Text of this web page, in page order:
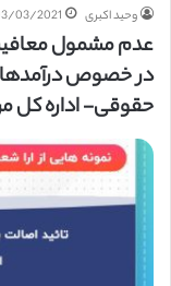
وحید اکبری 03/2021
در خصوص
حقوقی- اداره کل